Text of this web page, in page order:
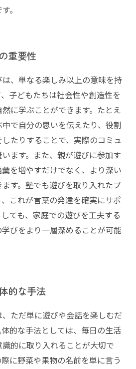
。
重要性
、単なる楽しみ以上の意味を持
子どもたちは社会性や創造性を
に学ぶことができます。たとえ
で自分の思いを伝えたり、役割
たりすることで、実際のコミュ
ます。また、親が遊びに参加す
を増やすだけでなく、より深い
す。塾でも遊びを取り入れたプ
これが言葉の発達を確実にサポ
ても、家庭での遊びを工夫する
びをより一層深めることが可能
的な手法
ただ単に遊びや会話を楽しむだ
的な手法としては、毎日の生活
的に取り入れることが大切で
に野菜や果物の名前を単に言う